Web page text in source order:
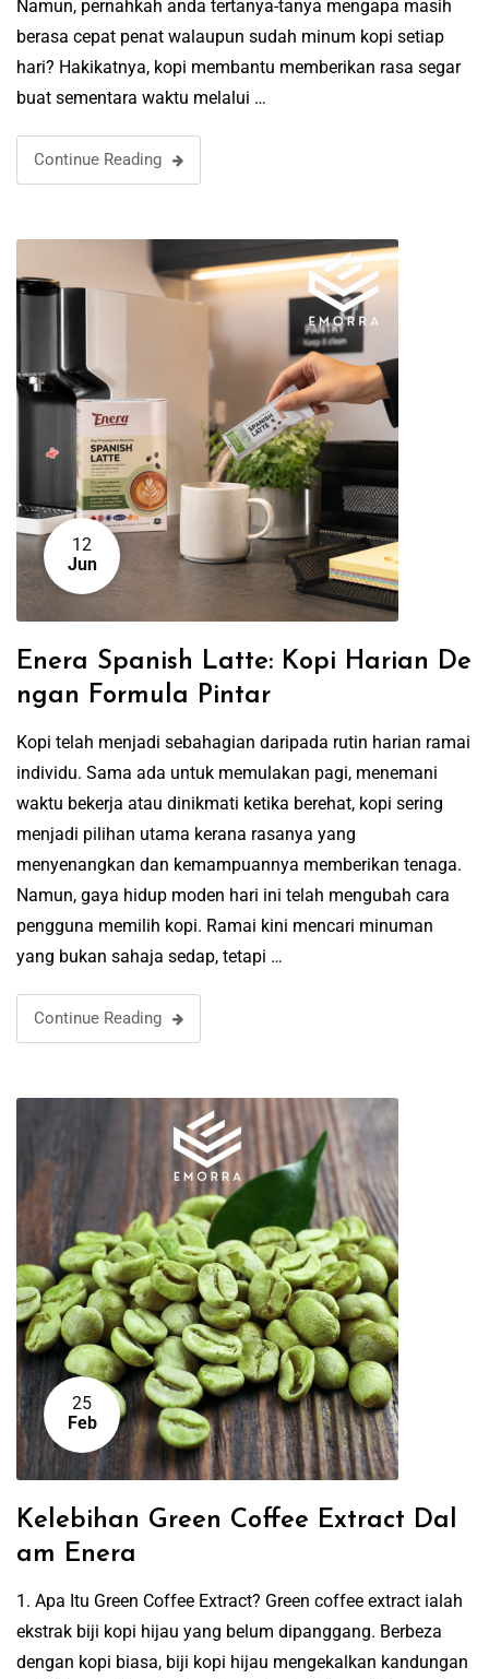
Namun, pernahkah anda tertanya-tanya mengapa masih
berasa cepat penat walaupun sudah minum kopi setiap
hari? Hakikatnya, kopi membantu memberikan rasa segar
buat sementara waktu melalui …
Continue Reading
12
Jun
Enera Spanish Latte: Kopi Harian De
ngan Formula Pintar
Kopi telah menjadi sebahagian daripada rutin harian ramai
individu. Sama ada untuk memulakan pagi, menemani
waktu bekerja atau dinikmati ketika berehat, kopi sering
menjadi pilihan utama kerana rasanya yang
menyenangkan dan kemampuannya memberikan tenaga.
Namun, gaya hidup moden hari ini telah mengubah cara
pengguna memilih kopi. Ramai kini mencari minuman
yang bukan sahaja sedap, tetapi …
Continue Reading
25
Feb
Kelebihan Green Coffee Extract Dal
am Enera
1. Apa Itu Green Coffee Extract? Green coffee extract ialah
ekstrak biji kopi hijau yang belum dipanggang. Berbeza
dengan kopi biasa, biji kopi hijau mengekalkan kandungan